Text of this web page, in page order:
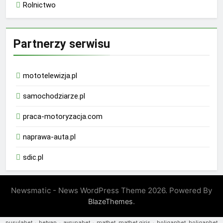
Rolnictwo
Partnerzy serwisu
mototelewizja.pl
samochodziarze.pl
praca-motoryzacja.com
naprawa-auta.pl
sdic.pl
Newsmatic - News WordPress Theme 2026. Powered By
BlazeThemes.